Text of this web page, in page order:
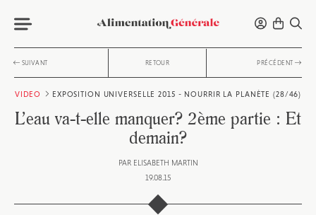
SUIVANT RETOUR PRÉCÉDENT
VIDEO EXPOSITION UNIVERSELLE 2015 - NOURRIR LA PLANÈTE (28/46)
L’eau va-t-elle manquer? 2ème partie : Et
demain?
PAR ELISABETH MARTIN
19.08.15